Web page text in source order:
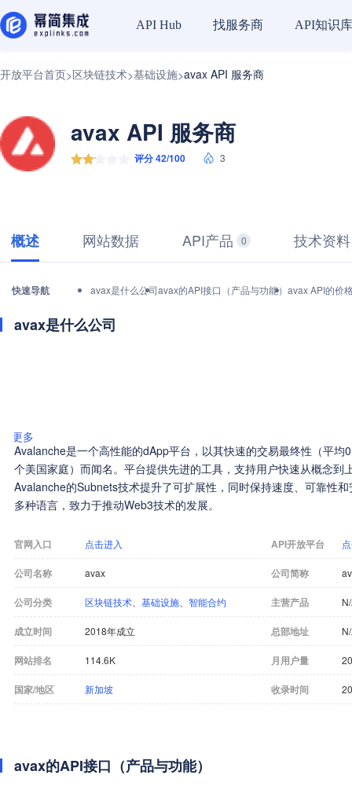
API Hub 找服务商 API知识库
开放平台首页>区块链技术>基础设施>avax API 服务商
avax API 服务商
评分 42/100 3
概述 网站数据 API产品 0 技术资料
快速导航 avax是什么公司avax的API接口（产品与功能） avax API的价
avax是什么公司
更多
Avalanche是一个高性能的dApp平台，以其快速的交易最终性（平
个美国家庭）而闻名。平台提供先进的工具，支持用户快速从概念到
Avalanche的Subnets技术提升了可扩展性，同时保持速度、可靠性
多种语言，致力于推动Web3技术的发展。
官网入口 点击进入 API开放平台
公司名称 avax 公司简称
公司分类 区块链技术 基础设施 智能合约 主营产品
成立时间 2018年成立 总部地址
网站排名 114.6K 月用户量
国家/地区 新加坡 收录时间
avax的API接口（产品与功能）